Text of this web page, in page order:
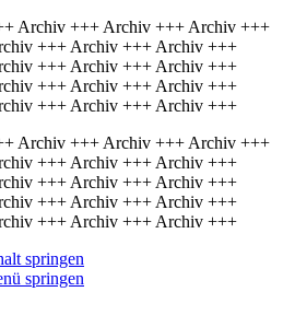
Archiv +++ Archiv +++ Archiv +++
+++ Archiv +++ Archiv +++
+++ Archiv +++ Archiv +++
+++ Archiv +++ Archiv +++
+++ Archiv +++ Archiv +++
Archiv +++ Archiv +++ Archiv +++
+++ Archiv +++ Archiv +++
+++ Archiv +++ Archiv +++
+++ Archiv +++ Archiv +++
+++ Archiv +++ Archiv +++
springen
springen